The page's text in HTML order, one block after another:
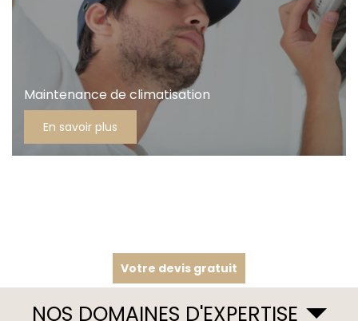
Maintenance de climatisation
En savoir plus
Votre devis gratuit
NOS DOMAINES D'EXPERTISE